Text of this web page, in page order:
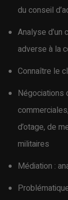
du conseil
Analyse d’un
adverse à la
Connaître le
Négociations
d’otage, de
militaires
Médiation :